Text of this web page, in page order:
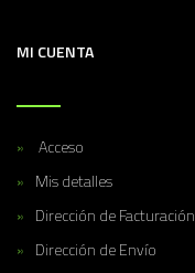
MI CUENTA
Acceso
Mis detalles
Dirección de Facturación
Dirección de Envío